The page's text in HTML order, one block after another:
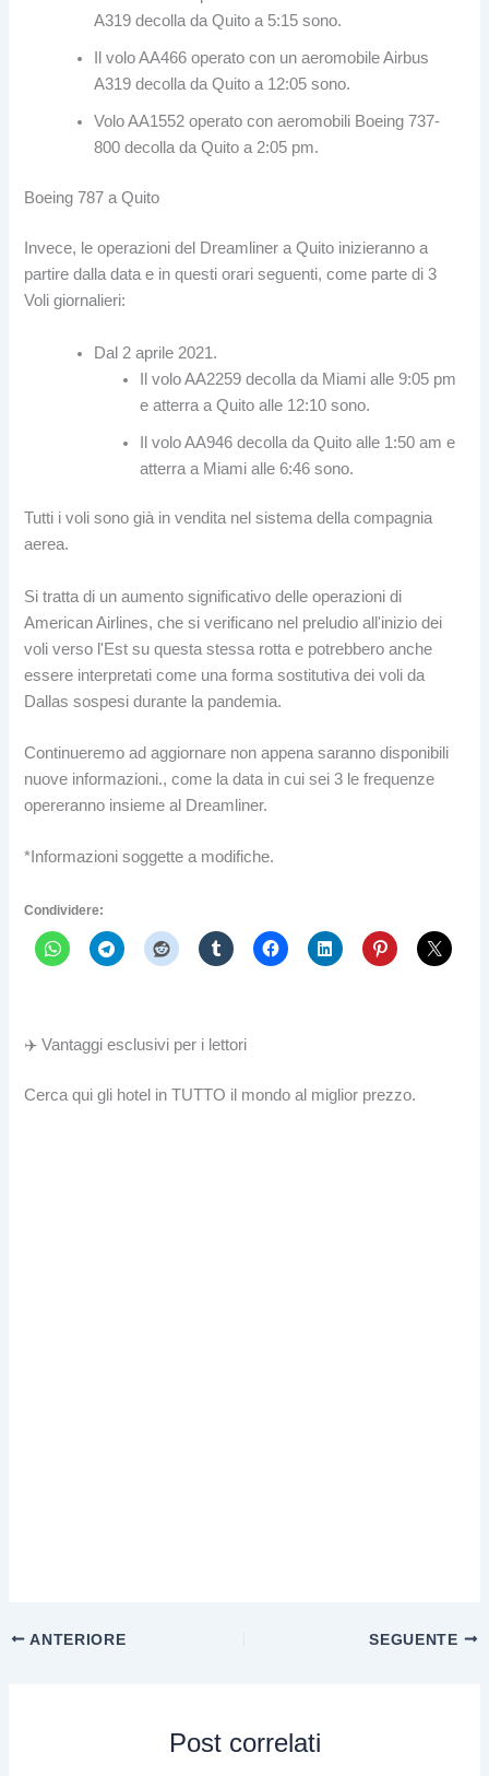
A319 decolla da Quito a 5:15 sono.
Il volo AA466 operato con un aeromobile Airbus
A319 decolla da Quito a 12:05 sono.
Volo AA1552 operato con aeromobili Boeing 737-
800 decolla da Quito a 2:05 pm.
Boeing 787 a Quito
Invece, le operazioni del Dreamliner a Quito inizieranno a
partire dalla data e in questi orari seguenti, come parte di 3
Voli giornalieri:
Dal 2 aprile 2021.
Il volo AA2259 decolla da Miami alle 9:05 pm
e atterra a Quito alle 12:10 sono.
Il volo AA946 decolla da Quito alle 1:50 am e
atterra a Miami alle 6:46 sono.
Tutti i voli sono già in vendita nel sistema della compagnia
aerea.
Si tratta di un aumento significativo delle operazioni di
American Airlines, che si verificano nel preludio all'inizio dei
voli verso l'Est su questa stessa rotta e potrebbero anche
essere interpretati come una forma sostitutiva dei voli da
Dallas sospesi durante la pandemia.
Continueremo ad aggiornare non appena saranno disponibili
nuove informazioni., come la data in cui sei 3 le frequenze
opereranno insieme al Dreamliner.
*Informazioni soggette a modifiche.
Condividere:
✈️ Vantaggi esclusivi per i lettori
Cerca qui gli hotel in TUTTO il mondo al miglior prezzo.
ANTERIORE SEGUENTE
Post correlati